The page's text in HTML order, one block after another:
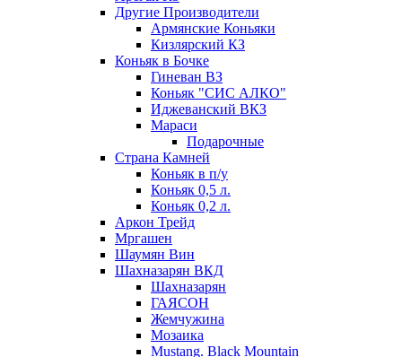
Другие Производители
Армянские Коньяки
Кизлярский КЗ
Коньяк в Бочке
Гиневан ВЗ
Коньяк "СИС АЛКО"
Иджеванский ВКЗ
Мараси
Подарочные
Страна Камней
Коньяк в п/у
Коньяк 0,5 л.
Коньяк 0,2 л.
Аркон Трейд
Мргашен
Шаумян Вин
Шахназарян ВКД
Шахназарян
ГАЯСОН
Жемчужина
Мозаика
Mustang. Black Mountain